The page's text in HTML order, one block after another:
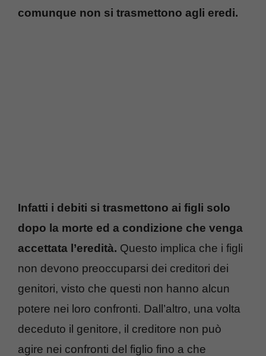
comunque non si trasmettono agli eredi.
Infatti i debiti si trasmettono ai figli solo
dopo la morte ed a condizione che venga
accettata l’eredità. Questo implica che i figli
non devono preoccuparsi dei creditori dei
genitori, visto che questi non hanno alcun
potere nei loro confronti. Dall’altro, una volta
deceduto il genitore, il creditore non può
agire nei confronti del figlio fino a che